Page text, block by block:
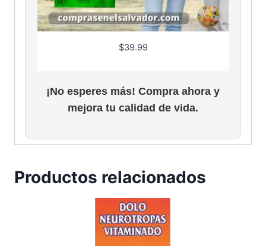
$39.99
¡No esperes más! Compra ahora y
mejora tu calidad de vida.
Productos relacionados